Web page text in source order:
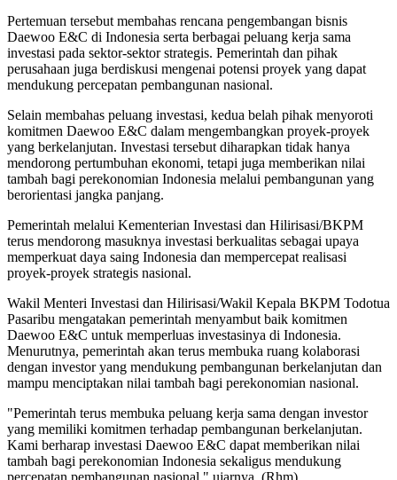
Pertemuan tersebut membahas rencana pengembangan bisnis
Daewoo E&C di Indonesia serta berbagai peluang kerja sama
investasi pada sektor-sektor strategis. Pemerintah dan pihak
perusahaan juga berdiskusi mengenai potensi proyek yang dapat
mendukung percepatan pembangunan nasional.
Selain membahas peluang investasi, kedua belah pihak menyoroti
komitmen Daewoo E&C dalam mengembangkan proyek-proyek
yang berkelanjutan. Investasi tersebut diharapkan tidak hanya
mendorong pertumbuhan ekonomi, tetapi juga memberikan nilai
tambah bagi perekonomian Indonesia melalui pembangunan yang
berorientasi jangka panjang.
Pemerintah melalui Kementerian Investasi dan Hilirisasi/BKPM
terus mendorong masuknya investasi berkualitas sebagai upaya
memperkuat daya saing Indonesia dan mempercepat realisasi
proyek-proyek strategis nasional.
Wakil Menteri Investasi dan Hilirisasi/Wakil Kepala BKPM Todotua
Pasaribu mengatakan pemerintah menyambut baik komitmen
Daewoo E&C untuk memperluas investasinya di Indonesia.
Menurutnya, pemerintah akan terus membuka ruang kolaborasi
dengan investor yang mendukung pembangunan berkelanjutan dan
mampu menciptakan nilai tambah bagi perekonomian nasional.
"Pemerintah terus membuka peluang kerja sama dengan investor
yang memiliki komitmen terhadap pembangunan berkelanjutan.
Kami berharap investasi Daewoo E&C dapat memberikan nilai
tambah bagi perekonomian Indonesia sekaligus mendukung